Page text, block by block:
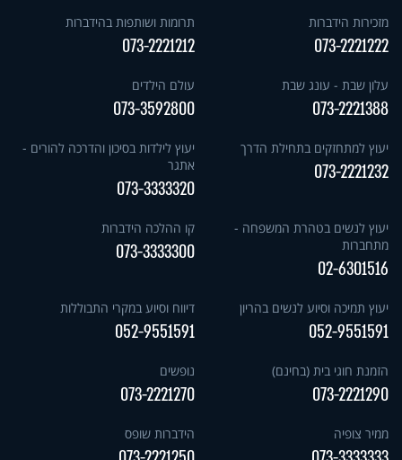
מזכירות הידברות
073-2221222
תרומות ושותפות בהידברות
073-2221212
עלון שבת - עונג שבת
073-2221388
עולם הילדים
073-3592800
יעוץ למתחזקים בתחילת הדרך
073-2221232
יעוץ לילדות בסיכון והדרכה להורים -
אתגר
073-3333320
יעוץ לנשים בטהרת המשפחה -
מתחברות
02-6301516
קו ההלכה הידברות
073-3333300
יעוץ תמיכה וסיוע לנשים בהריון
052-9551591
דיווח וסיוע במקרי התבוללות
052-9551591
הזמנת חוגי בית (בחינם)
073-2221290
נופשים
073-2221270
ממיר צופיה הידברות שופס